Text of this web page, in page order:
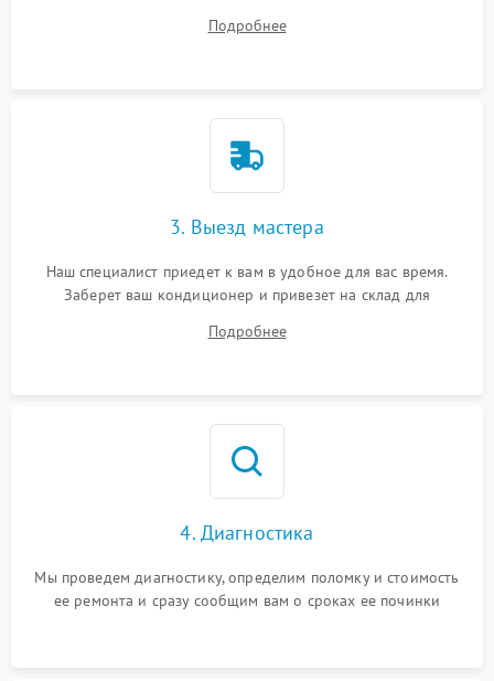
Подробнее
3. Выезд мастера
Наш специалист приедет к вам в удобное для вас время.
Заберет ваш кондиционер и привезет на склад для
Подробнее
4. Диагностика
Мы проведем диагностику, определим поломку и стоимость
ее ремонта и сразу сообщим вам о сроках ее починки